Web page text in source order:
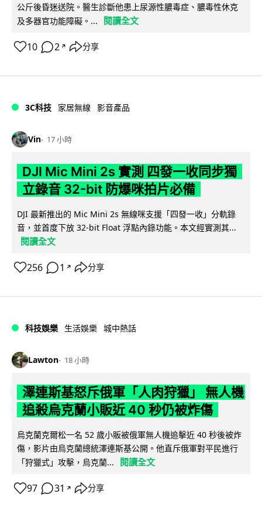
公斤後昏迷送院。醫生診斷他患上尿源性膿毒症、膿毒性休克
及多器官功能障礙。...
閱讀全文
10 2 ↗ 分享
3C科技 家居無線 影音產品
Vin 17 小時
DJI Mic Mini 2s 實測 四發一收同步獨
立錄音 32-bit 防爆咪拍片必備
DJI 最新推出的 Mic Mini 2s 無線咪支援「四發一收」分軌錄
音，並首度下放 32-bit Float 浮點內錄功能。本文經實測其...
閱讀全文
256 1 ↗ 分享
科技娛樂 生活娛樂 城中熱話
Lawton 18 小時
澤連斯基怒斥俄軍「人肉狩獵」 無人機
追殺烏克蘭小販近 40 秒仍被炸傷
烏克蘭克爾松一名 52 歲小販被俄軍無人機追擊近 40 秒後被炸
傷，影片由烏克蘭總統澤連斯基公開。他直斥俄軍對平民進行
「狩獵式」攻擊，烏克蘭...
閱讀全文
97 31 ↗ 分享